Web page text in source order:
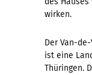
wirken.
Der Van-
ist eine
Thüringen.